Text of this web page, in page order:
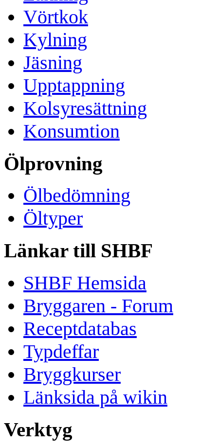
Vörtkok
Kylning
Jäsning
Upptappning
Kolsyresättning
Konsumtion
Ölprovning
Ölbedömning
Öltyper
Länkar till SHBF
SHBF Hemsida
Bryggaren - Forum
Receptdatabas
Typdeffar
Bryggkurser
Länksida på wikin
Verktyg